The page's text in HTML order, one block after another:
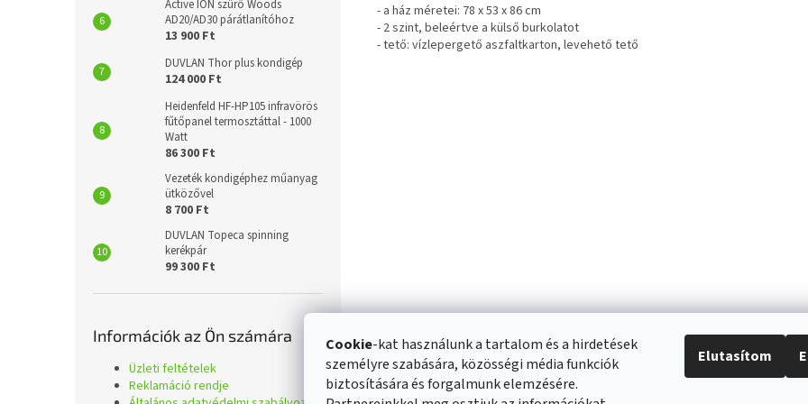
Cookie-kat használunk a tartalom és a hirdetések
személyre szabására, közösségi média funkciók
biztosítására és forgalmunk elemzésére.
Elutasítom
Active ION szűrő Woods
AD20/AD30 párátlanítóhoz
13 900 Ft
DUVLAN Thor plus kondigép
124 000 Ft
Heidenfeld HF-HP105 infravörös
fűtőpanel termosztáttal - 1000
Watt
86 300 Ft
Vezeték kondigéphez műanyag
ütközővel
8 700 Ft
DUVLAN Topeca spinning
kerékpár
99 300 Ft
Információk az Ön számára
Üzleti feltételek
Reklamáció rendje
- a ház méretei: 78 x 53 x 86 cm
- 2 szint, beleértve a külső burkolatot
- tető: vízlepergető aszfaltkarton, levehető tető